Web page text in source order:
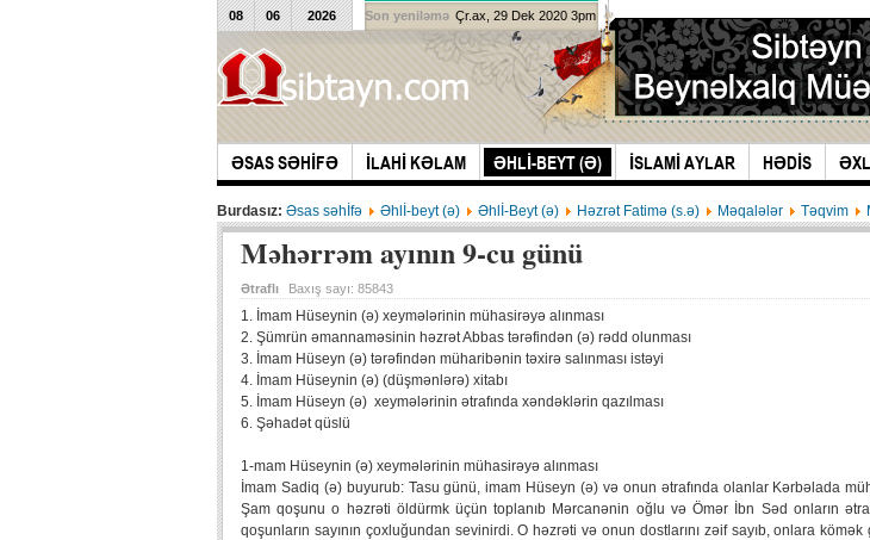
ƏSAS SƏHİFƏ İLAHİ KƏLAM ƏHLİ-BEYT (Ə) İSLAMİ AYLAR HƏDİS
08 06 2026 Son yeniləmə Çr.ax, 29 Dek 2020 3pm
Burdasız: Əsas səhİfə Əhlİ-beyt (ə) Əhlİ-Beyt (ə) Həzrət Fatimə (s.ə) Məqalələr Təqvim
Məhərrəm ayının 9-cu günü
Ətraflı Baxış sayı: 85843
1. İmam Hüseynin (ə) xeymələrinin mühasirəyə alınması
2. Şümrün əmannaməsinin həzrət Abbas tərəfindən (ə) rədd olunması
3. İmam Hüseyn (ə) tərəfindən müharibənin təxirə salınması istəyi
4. İmam Hüseynin (ə) (düşmənlərə) xitabı
5. İmam Hüseyn (ə) xeymələrinin ətrafında xəndəklərin qazılması
6. Şəhadət qüslü
1-mam Hüseynin (ə) xeymələrinin mühasirəyə alınması
İmam Sadiq (ə) buyurub: Tasu günü, imam Hüseyn (ə) və onun ətrafında olanlar Kərbəlada
Şam qoşunu o həzrəti öldürmk üçün toplanıb Mərcanənin oğlu və Ömər İbn Səd onların
qoşunların sayının çoxluğundan sevinirdi. O həzrəti və onun dostlarını zəif sayıb, onlara